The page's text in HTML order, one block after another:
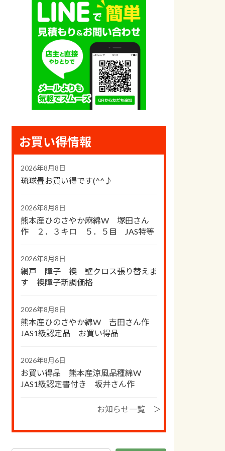
お買い得情報
2026年8月8日
琉球畳お買い得です(^^♪
2026年8月8日
熊本産ひのさやか麻綿W 塚田さん
作 ２．３キロ ５．５目 JAS特等
2026年8月8日
網戸 障子 襖 壁クロス張り替えま
す 襖障子新調価格
2026年8月8日
熊本産ひのさやか綿W 吉田さん作
JAS1級認定品 お買い得品
2026年8月6日
お買い得品 熊本産涼風品種綿W
JAS1級認定書付き 坂井さん作
お知らせ一覧 ＞